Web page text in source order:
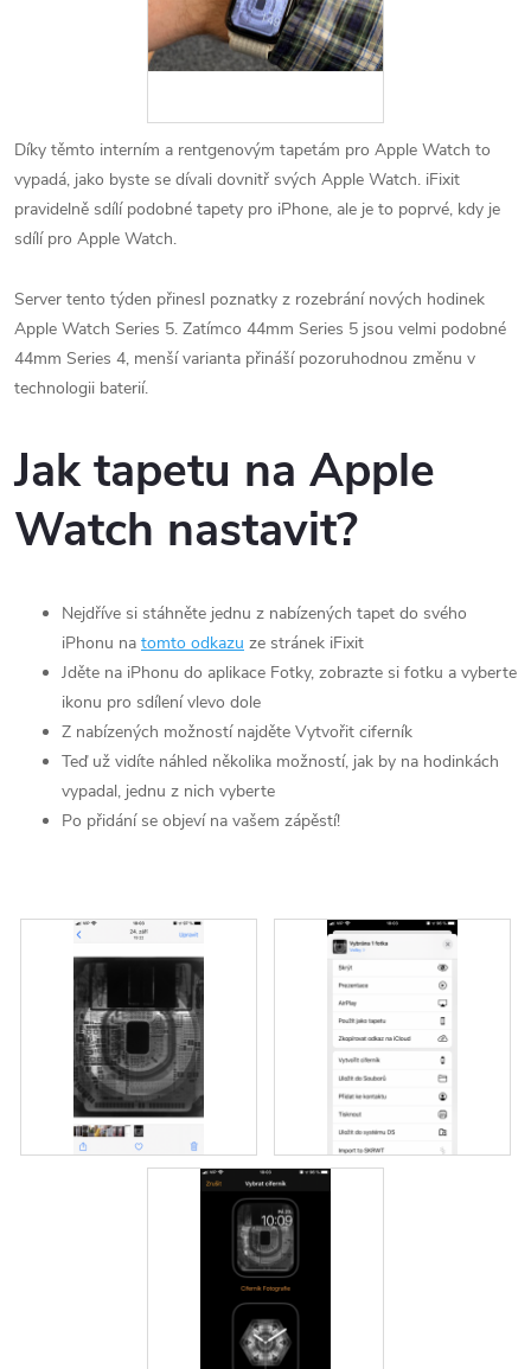
Díky těmto interním a rentgenovým tapetám pro Apple Watch to
vypadá, jako byste se dívali dovnitř svých Apple Watch. iFixit
pravidelně sdílí podobné tapety pro iPhone, ale je to poprvé, kdy je
sdílí pro Apple Watch.
Server tento týden přinesl poznatky z rozebrání nových hodinek
Apple Watch Series 5. Zatímco 44mm Series 5 jsou velmi podobné
44mm Series 4, menší varianta přináší pozoruhodnou změnu v
technologii baterií.
Jak tapetu na Apple
Watch nastavit?
Nejdříve si stáhněte jednu z nabízených tapet do svého
iPhonu na tomto odkazu ze stránek iFixit
Jděte na iPhonu do aplikace Fotky, zobrazte si fotku a vyberte
ikonu pro sdílení vlevo dole
Z nabízených možností najděte Vytvořit ciferník
Teď už vidíte náhled několika možností, jak by na hodinkách
vypadal, jednu z nich vyberte
Po přidání se objeví na vašem zápěstí!